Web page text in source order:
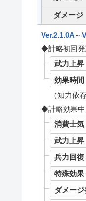
ダメージ
Ver.2.1.0A～
◆計略初回発
武力上昇
効果時間
（知力依
◆計略効果中
消費士気
武力上昇
兵力回復
特殊効果
ダメージ